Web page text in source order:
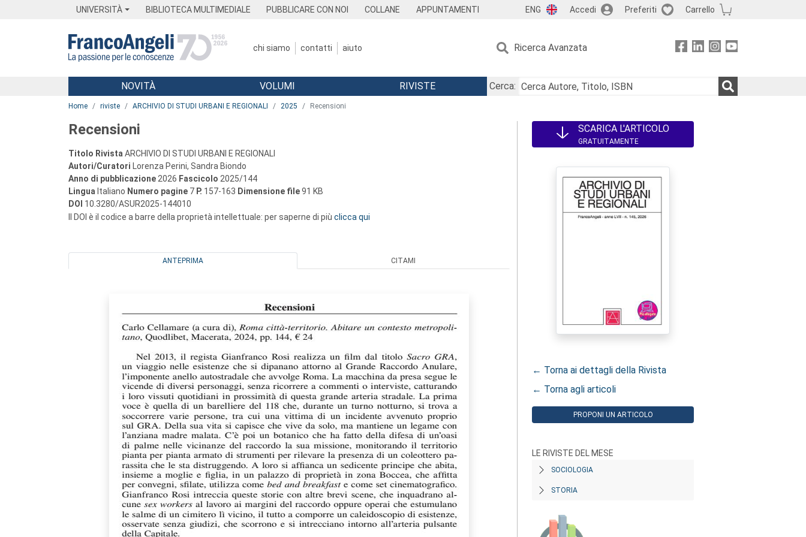
UNIVERSITÀ BIBLIOTECA MULTIMEDIALE PUBBLICARE CON NOI COLLANE APPUNTAMENTI ENG Accedi Preferiti Carrello
chi siamo contatti aiuto Ricerca Avanzata
Menu
NOVITÀ VOLUMI RIVISTE
Cerca:
Home riviste ARCHIVIO DI STUDI URBANI E REGIONALI 2025 Recensioni
Recensioni
Titolo Rivista ARCHIVIO DI STUDI URBANI E REGIONALI
Autori/Curatori Lorenza Perini, Sandra Biondo
Anno di pubblicazione 2026 Fascicolo 2025/144
Lingua Italiano Numero pagine 7 P. 157-163 Dimensione file91 KB
DOI 10.3280/ASUR2025-144010
Il DOI è il codice a barre della proprietà intellettuale: per saperne di più clicca qui
ANTEPRIMA CITAMI
SCARICA L'ARTICOLO
GRATUITAMENTE
← Torna ai dettagli della Rivista
← Torna agli articoli
PROPONI UN ARTICOLO
LE RIVISTE DEL MESE
SOCIOLOGIA
STORIA